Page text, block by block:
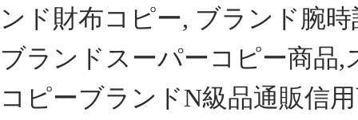
ンド財布コピー, ブランド腕
ブランドスーパーコピー商品
コピーブランドN級品通販信